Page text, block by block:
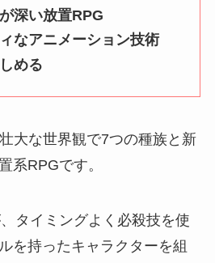
深い放置RPG
なアニメーション技術
める
大な世界観で7つの種族と新
系RPGです。
タイミングよく必殺技を使
を持ったキャラクターを組